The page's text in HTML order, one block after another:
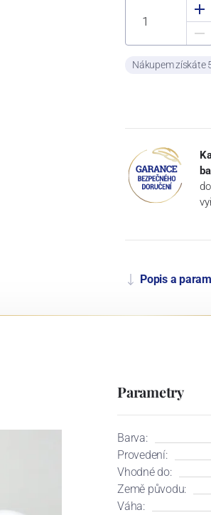
Nákupem získáte
Popis a
Parametry
Barva:
Provedení:
Vhodné do:
Země původu:
Váha: